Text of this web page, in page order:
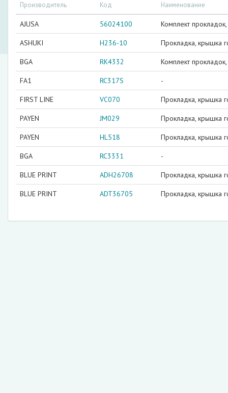
Производитель Код Наименование
AJUSA 56024100 Комплект
ASHUKI H236-10 Прокладка, крышка
BGA RK4332 Комплект
FA1 RC317S -
FIRST LINE VC070 Прокладка, крышка
PAYEN JM029 Прокладка, крышка
PAYEN HL518 Прокладка, крышка
BGA RC3331 -
BLUE PRINT ADH26708 Прокладка, крышка
BLUE PRINT ADT36705 Прокладка, крышка